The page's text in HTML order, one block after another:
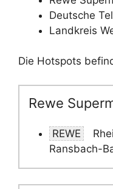
Deutsche
Landkreis
Die Hotspots
Rewe
REWE
Ransbach-